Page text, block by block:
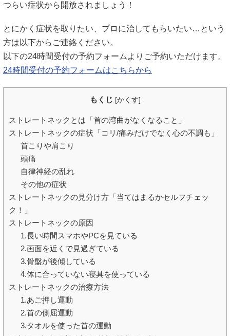
つらい症状から開放されましょう！
とにかく症状を取りたい、プロに治してもらいたい…という
方は以下からご連絡ください。
以下の24時間受付の予約フォームよりご予約いただけます。
24時間受付の予約フォームはこちらから
もくじ [かくす]
ストレートネックとは「首の湾曲がなくなること」
ストレートネックの症状「コリ/痛みだけでなく心の不調も」
首こりや肩こり
頭痛
自律神経の乱れ
その他の症状
ストレートネックの見分け方「当てはまるかセルフチェッ
ク！」
ストレートネックの原因
1.長い時間スマホやPCを見ている
2.画面を近くで見過ぎている
3.骨盤が後傾している
4.体に合っていない寝具を使っている
ストレートネックの治療方法
1.あご押し運動
2.首の側屈運動
3.タオルを使った首の運動